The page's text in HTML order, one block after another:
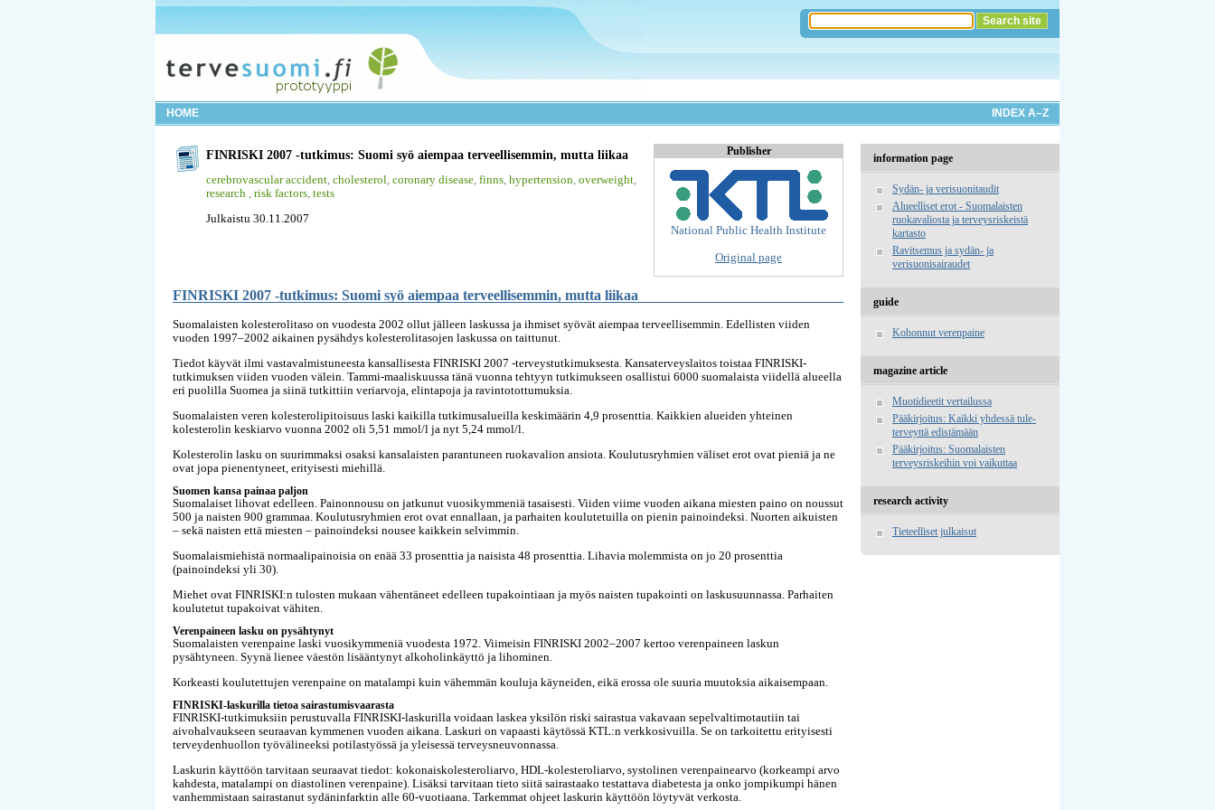
HOME INDEX A–Z
Publisher
National Public Health Institute
Original page
FINRISKI 2007 -tutkimus: Suomi syö aiempaa terveellisemmin, mutta liikaa
cerebrovascular accident cholesterol coronary disease finns hypertension overweight
research
risk factors tests
Julkaistu 30.11.2007
FINRISKI 2007 -tutkimus: Suomi syö aiempaa terveellisemmin, mutta liikaa
Suomalaisten kolesterolitaso on vuodesta 2002 ollut jälleen laskussa ja ihmiset syövät aiempaa terveellisemmin. Edellisten viiden
vuoden 1997–2002 aikainen pysähdys kolesterolitasojen laskussa on taittunut.
Tiedot käyvät ilmi vastavalmistuneesta kansallisesta FINRISKI 2007 -terveystutkimuksesta. Kansaterveyslaitos toistaa FINRISKI-
tutkimuksen viiden vuoden välein. Tammi-maaliskuussa tänä vuonna tehtyyn tutkimukseen osallistui 6000 suomalaista viidellä alueella
eri puolilla Suomea ja siinä tutkittiin veriarvoja, elintapoja ja ravintotottumuksia.
Suomalaisten veren kolesterolipitoisuus laski kaikilla tutkimusalueilla keskimäärin 4,9 prosenttia. Kaikkien alueiden yhteinen
kolesterolin keskiarvo vuonna 2002 oli 5,51 mmol/l ja nyt 5,24 mmol/l.
Kolesterolin lasku on suurimmaksi osaksi kansalaisten parantuneen ruokavalion ansiota. Koulutusryhmien väliset erot ovat pieniä ja ne
ovat jopa pienentyneet, erityisesti miehillä.
Suomen kansa painaa paljon
Suomalaiset lihovat edelleen. Painonnousu on jatkunut vuosikymmeniä tasaisesti. Viiden viime vuoden aikana miesten paino on noussut
500 ja naisten 900 grammaa. Koulutusryhmien erot ovat ennallaan, ja parhaiten koulutetuilla on pienin painoindeksi. Nuorten aikuisten
– sekä naisten että miesten – painoindeksi nousee kaikkein selvimmin.
Suomalaismiehistä normaalipainoisia on enää 33 prosenttia ja naisista 48 prosenttia. Lihavia molemmista on jo 20 prosenttia
(painoindeksi yli 30).
Miehet ovat FINRISKI:n tulosten mukaan vähentäneet edelleen tupakointiaan ja myös naisten tupakointi on laskusuunnassa. Parhaiten
koulutetut tupakoivat vähiten.
Verenpaineen lasku on pysähtynyt
Suomalaisten verenpaine laski vuosikymmeniä vuodesta 1972. Viimeisin FINRISKI 2002–2007 kertoo verenpaineen laskun
pysähtyneen. Syynä lienee väestön lisääntynyt alkoholinkäyttö ja lihominen.
Korkeasti koulutettujen verenpaine on matalampi kuin vähemmän kouluja käyneiden, eikä erossa ole suuria muutoksia aikaisempaan.
FINRISKI-laskurilla tietoa sairastumisvaarasta
FINRISKI-tutkimuksiin perustuvalla FINRISKI-laskurilla voidaan laskea yksilön riski sairastua vakavaan sepelvaltimotautiin tai
aivohalvaukseen seuraavan kymmenen vuoden aikana. Laskuri on vapaasti käytössä KTL:n verkkosivuilla. Se on tarkoitettu erityisesti
terveydenhuollon työvälineeksi potilastyössä ja yleisessä terveysneuvonnassa.
Laskurin käyttöön tarvitaan seuraavat tiedot: kokonaiskolesteroliarvo, HDL-kolesteroliarvo, systolinen verenpainearvo (korkeampi arvo
kahdesta, matalampi on diastolinen verenpaine). Lisäksi tarvitaan tieto siitä sairastaako testattava diabetesta ja onko jompikumpi hänen
vanhemmistaan sairastanut sydäninfarktin alle 60-vuotiaana. Tarkemmat ohjeet laskurin käyttöön löytyvät verkosta.
information page
Sydän- ja verisuonitaudit
Alueelliset erot - Suomalaisten
ruokavaliosta ja terveysriskeistä
kartasto
Ravitsemus ja sydän- ja
verisuonisairaudet
guide
Kohonnut verenpaine
magazine article
Muotidieetit vertailussa
Pääkirjoitus: Kaikki yhdessä tule-
terveyttä edistämään
Pääkirjoitus: Suomalaisten
terveysriskeihin voi vaikuttaa
research activity
Tieteelliset julkaisut